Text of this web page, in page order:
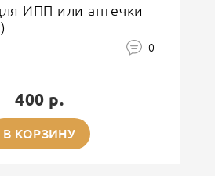
ИПП или аптечки
0
400 р.
В КОРЗИНУ